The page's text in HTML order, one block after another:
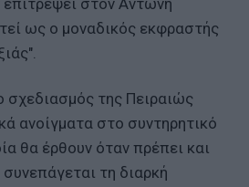
επιτρέψει στον Αντώνη
ως ο μοναδικός εκφραστής
σχεδιασμός της Πειραιώς
ανοίγματα στο συντηρητικό
θα έρθουν όταν πρέπει και
τη διαρκή